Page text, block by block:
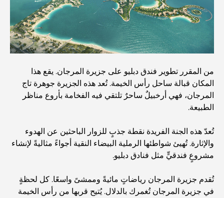
Families
أشياء يمكنك القيام بها في دبي خلال فصل الصيف: دليلك الأمثل
للتغلب على الحرارة
أفضل الهدايا الفاخرة للرجال: أفكار هدايا مميزة وخالدة
Best Hotels in Business Bay, Dubai: Your Ultimate
Guide
المدارس القريبة من نخلة جميرا: دليل شامل للعائلات
Dubai Vision 2040 - Green Living, Scenic Routes
and a Smarter Metro Network
من المقرر تطوير فندق دبليو على جزيرة المرجان. يقع هذا
المكان قبالة ساحل رأس الخيمة. تُعد هذه الجزيرة جوهرة تاج
المرجان، فهي أرخبيلٌ ساحرٌ تلتقي فيه الفخامة بأروع مناظر
الطبيعة.
تُعدّ هذه الجنة الفريدة نقطة جذبٍ للزوار الباحثين عن الهدوء
والإثارة. تُهيئ شواطئها الرملية البيضاء النقية أجواءً مثاليةً لإنشاء
مشروعٍ فندقيٍّ مثل فنادق دبليو.
تُقدم جزيرة المرجان رياضاتٍ مائيةً وممشىً واسعًا. كل لحظةٍ
في جزيرة المرجان تُغمرك بالدلال. يُتيح قربها من رأس الخيمة